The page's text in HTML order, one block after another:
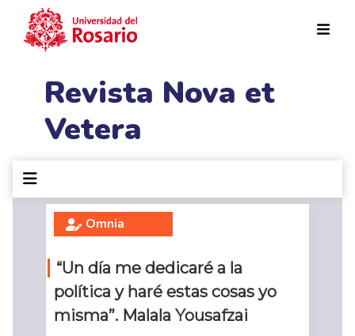
Revista Nova et
Vetera
Omnia
“Un día me dedicaré a la
política y haré estas cosas yo
misma”. Malala Yousafzai